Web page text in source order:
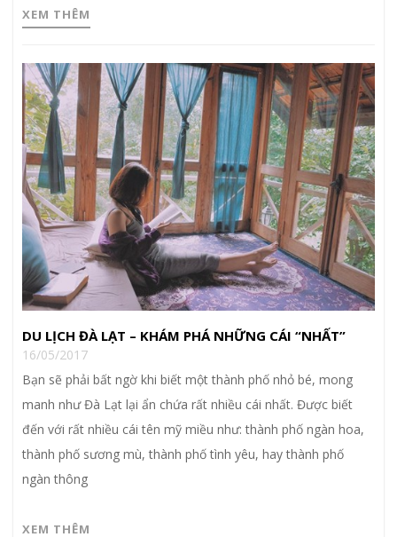
XEM THÊM
DU LỊCH ĐÀ LẠT – KHÁM PHÁ NHỮNG CÁI “NHẤT”
16/05/2017
Bạn sẽ phải bất ngờ khi biết một thành phố nhỏ bé, mong
manh như Đà Lạt lại ẩn chứa rất nhiều cái nhất. Được biết
đến với rất nhiều cái tên mỹ miều như: thành phố ngàn hoa,
thành phố sương mù, thành phố tình yêu, hay thành phố
ngàn thông
XEM THÊM